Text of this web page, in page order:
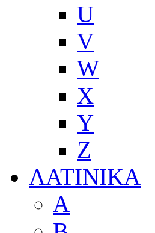
U
V
W
X
Y
Z
ΛΑΤΙΝΙΚΑ
A